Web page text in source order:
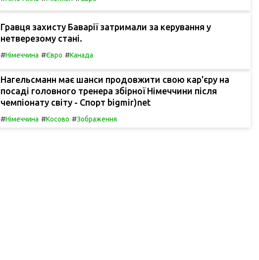
Гравця захисту Баварії затримали за керування у
нетверезому стані.
#Німеччина #Євро #Канада
Нагельсманн має шанси продовжити свою кар'єру на
посаді головного тренера збірної Німеччини після
чемпіонату світу - Спорт bigmir)net
#Німеччина #Косово #Зображення